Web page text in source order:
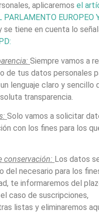
aplicaremos el
PARLAMENTO EUROPEO
se tiene en cuenta lo
Siempre vamos a
de tus datos personales
lenguaje claro y sencillo
transparencia.
Solo vamos a solicitar
con los fines para los
conservación: Los datos
del necesario para los
te informaremos del
caso de suscripciones,
listas y eliminaremos